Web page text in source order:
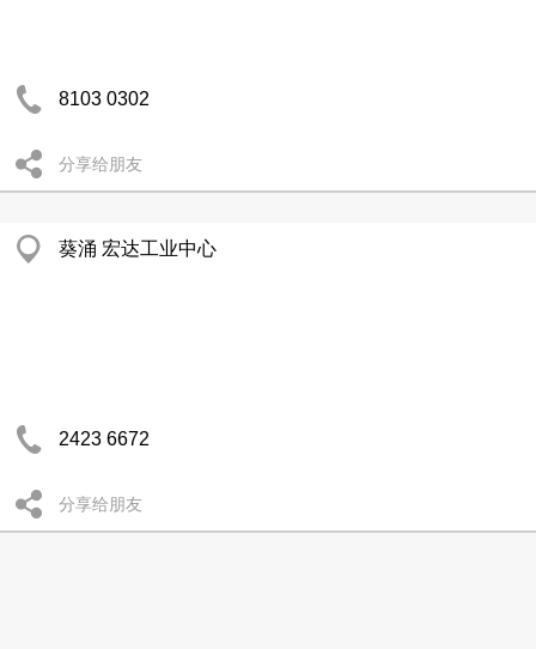
8103 0302
分享给朋友
葵涌 宏达工业中心
2423 6672
分享给朋友